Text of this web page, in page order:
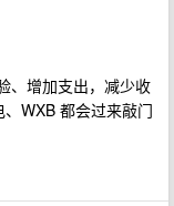
、增加支出，减少收
WXB 都会过来敲门